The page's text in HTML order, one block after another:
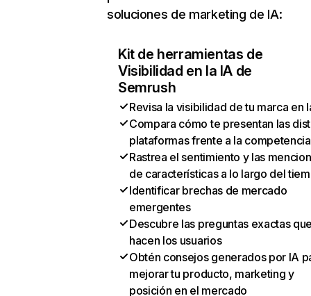
soluciones de marketing de IA:
Kit de herramientas de
Visibilidad en la IA de
Semrush
Revisa la visibilidad de tu marca en
Compara cómo te presentan las
plataformas frente a la competencia
Rastrea el sentimiento y las
de características a lo largo del
Identificar brechas de mercado
emergentes
Descubre las preguntas exactas
hacen los usuarios
Obtén consejos generados por IA
mejorar tu producto, marketing y
posición en el mercado